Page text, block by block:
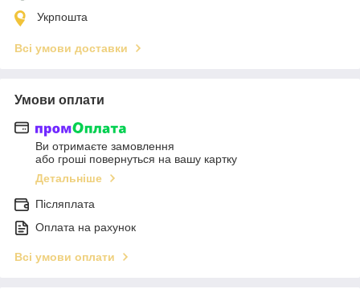
Укрпошта
Всі умови доставки
Умови оплати
Ви отримаєте замовлення
або гроші повернуться на вашу картку
Детальніше
Післяплата
Оплата на рахунок
Всі умови оплати